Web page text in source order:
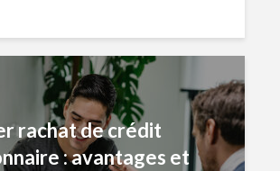
rachat de crédit
: avantages et